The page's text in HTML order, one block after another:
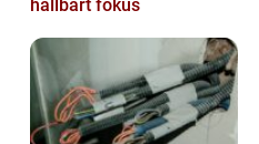
hållbart fokus